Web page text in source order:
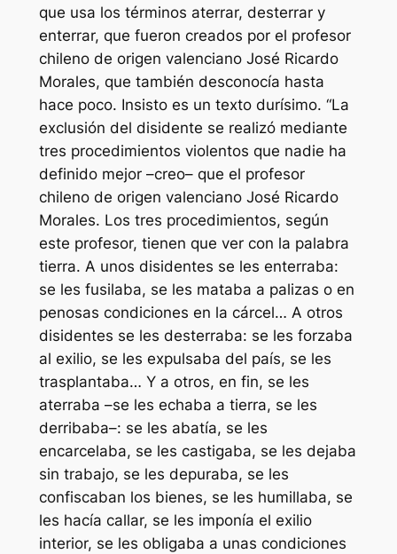
que usa los términos aterrar, desterrar y
enterrar, que fueron creados por el profesor
chileno de origen valenciano José Ricardo
Morales, que también desconocía hasta
hace poco. Insisto es un texto durísimo. “La
exclusión del disidente se realizó mediante
tres procedimientos violentos que nadie ha
definido mejor –creo– que el profesor
chileno de origen valenciano José Ricardo
Morales. Los tres procedimientos, según
este profesor, tienen que ver con la palabra
tierra. A unos disidentes se les enterraba:
se les fusilaba, se les mataba a palizas o en
penosas condiciones en la cárcel… A otros
disidentes se les desterraba: se les forzaba
al exilio, se les expulsaba del país, se les
trasplantaba… Y a otros, en fin, se les
aterraba –se les echaba a tierra, se les
derribaba–: se les abatía, se les
encarcelaba, se les castigaba, se les dejaba
sin trabajo, se les depuraba, se les
confiscaban los bienes, se les humillaba, se
les hacía callar, se les imponía el exilio
interior, se les obligaba a unas condiciones